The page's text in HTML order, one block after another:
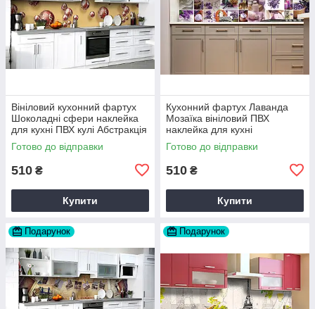
Вініловий кухонний фартух
Шоколадні сфери наклейка
для кухні ПВХ кулі Абстракція
Бежевий Happy Pocket
Z181709
Готово до відправки
510 ₴
Купити
Кухонний фартух Лаванда
Мозаїка вініловий ПВХ
наклейка для кухні
фіолетовий 60х200 см Happy
Pocket Z180251
Готово до відправки
510 ₴
Купити
Подарунок Подарунок